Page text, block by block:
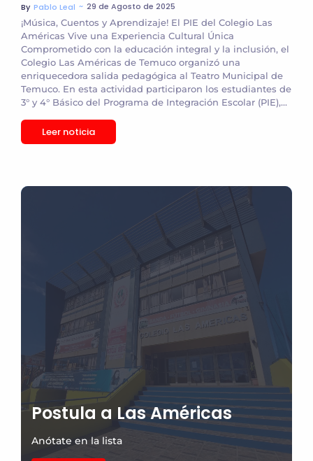
By Pablo Leal ~ 29 de Agosto de 2025
¡Música, Cuentos y Aprendizaje! El PIE del Colegio Las
Américas Vive una Experiencia Cultural Única
Comprometido con la educación integral y la inclusión, el
Colegio Las Américas de Temuco organizó una
enriquecedora salida pedagógica al Teatro Municipal de
Temuco. En esta actividad participaron los estudiantes de
3° y 4° Básico del Programa de Integración Escolar (PIE),...
Leer noticia
Postula a Las Américas
Anótate en la lista